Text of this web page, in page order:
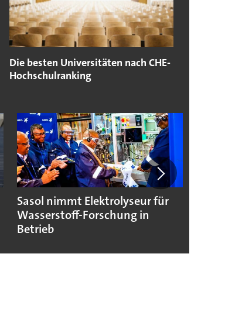
Die besten Universitäten nach CHE-
Hochschulranking
Sasol nimmt Elektrolyseur für
Wasserstoff-Forschung in
Betrieb